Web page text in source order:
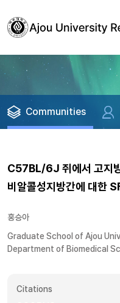
Communities
C57BL/6J 쥐에서 고지
비알콜성지방간에 대한
홍승아
Graduate School of Ajou
Department of Biomedical
Citations